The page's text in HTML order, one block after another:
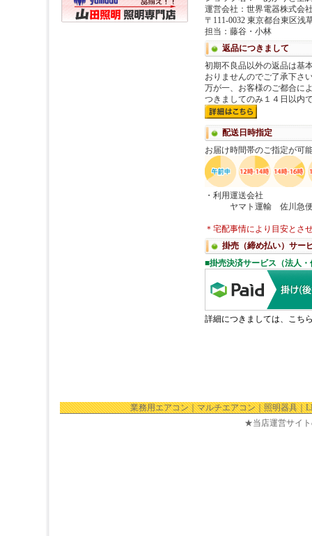
業務用エアコン｜マルチエアコン｜照明器具｜
★当店運営サイ